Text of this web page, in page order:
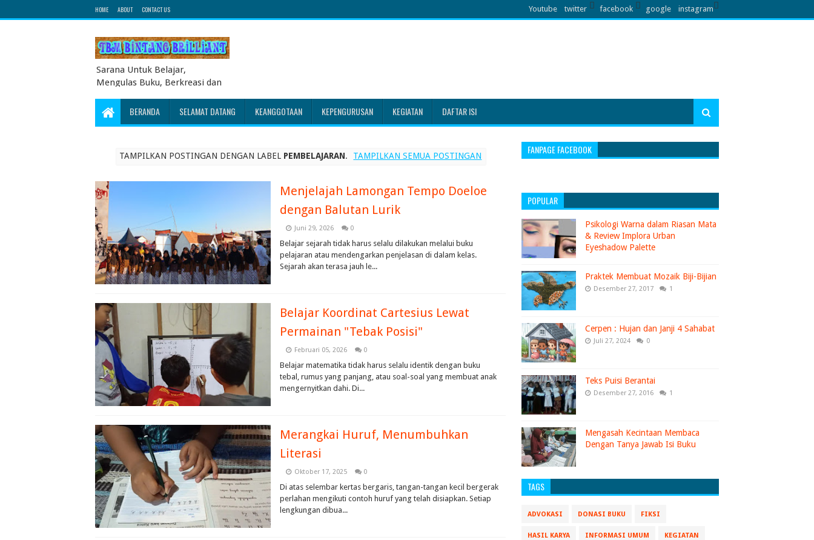
HOME ABOUT CONTACT US Youtube twitter facebook google instagram
Sarana Untuk Belajar,
Mengulas Buku, Berkreasi dan
Energi Literasi Berbagai soal
ujian sekolah dasar juga
BERANDA SELAMAT DATANG KEANGGOTAAN KEPENGURUSAN KEGIATAN DAFTAR ISI
TAMPILKAN POSTINGAN DENGAN LABEL PEMBELAJARAN. TAMPILKAN SEMUA POSTINGAN
Menjelajah Lamongan Tempo Doeloe
dengan Balutan Lurik
Juni 29, 2026 0
Belajar sejarah tidak harus selalu dilakukan melalui buku
pelajaran atau mendengarkan penjelasan di dalam kelas.
Sejarah akan terasa jauh le...
Belajar Koordinat Cartesius Lewat
Permainan "Tebak Posisi"
Februari 05, 2026 0
Belajar matematika tidak harus selalu identik dengan buku
tebal, rumus yang panjang, atau soal-soal yang membuat anak
mengernyitkan dahi. Di...
Merangkai Huruf, Menumbuhkan
Literasi
Oktober 17, 2025 0
Di atas selembar kertas bergaris, tangan-tangan kecil bergerak
perlahan mengikuti contoh huruf yang telah disiapkan. Setiap
lengkungan dibua...
FANPAGE FACEBOOK
POPULAR
Psikologi Warna dalam Riasan Mata
& Review Implora Urban
Eyeshadow Palette
Praktek Membuat Mozaik Biji-Bijian
Desember 27, 2017 1
Cerpen : Hujan dan Janji 4 Sahabat
Juli 27, 2024 0
Teks Puisi Berantai
Desember 27, 2016 1
Mengasah Kecintaan Membaca
Dengan Tanya Jawab Isi Buku
TAGS
ADVOKASI DONASI BUKU FIKSI
HASIL KARYA INFORMASI UMUM KEGIATAN